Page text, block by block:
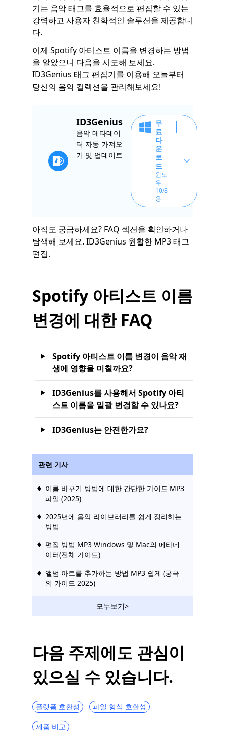
기는 음악 태그를 효율적으로 편집할 수 있는
강력하고 사용자 친화적인 솔루션을 제공합니
다.
이제 Spotify 아티스트 이름을 변경하는 방법
을 알았으니 다음을 시도해 보세요.
ID3Genius 태그 편집기를 이용해 오늘부터
당신의 음악 컬렉션을 관리해보세요!
ID3Genius
음악 메타데이
터 자동 가져오
기 및 업데이트
무
료
다
운
로
드
윈도
우
10/8
용
아직도 궁금하세요? FAQ 섹션을 확인하거나
탐색해 보세요. ID3Genius 원활한 MP3 태그
편집.
Spotify 아티스트 이름
변경에 대한 FAQ
Spotify 아티스트 이름 변경이 음악 재
생에 영향을 미칠까요?
ID3Genius를 사용해서 Spotify 아티
스트 이름을 일괄 변경할 수 있나요?
ID3Genius는 안전한가요?
관련 기사
이름 바꾸기 방법에 대한 간단한 가이드 MP3
파일 (2025)
2025년에 음악 라이브러리를 쉽게 정리하는
방법
편집 방법 MP3 Windows 및 Mac의 메타데
이터(전체 가이드)
앨범 아트를 추가하는 방법 MP3 쉽게 (궁극
의 가이드 2025)
모두보기>
다음 주제에도 관심이
있으실 수 있습니다.
플랫폼 호환성 파일 형식 호환성
제품 비교